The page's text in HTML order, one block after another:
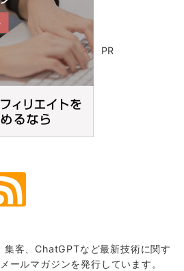
PR
客、ChatGPTなど最新技術に関す
ールマガジンを発行しています。